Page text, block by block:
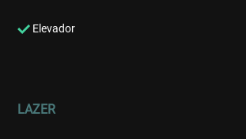
Elevador
LAZER